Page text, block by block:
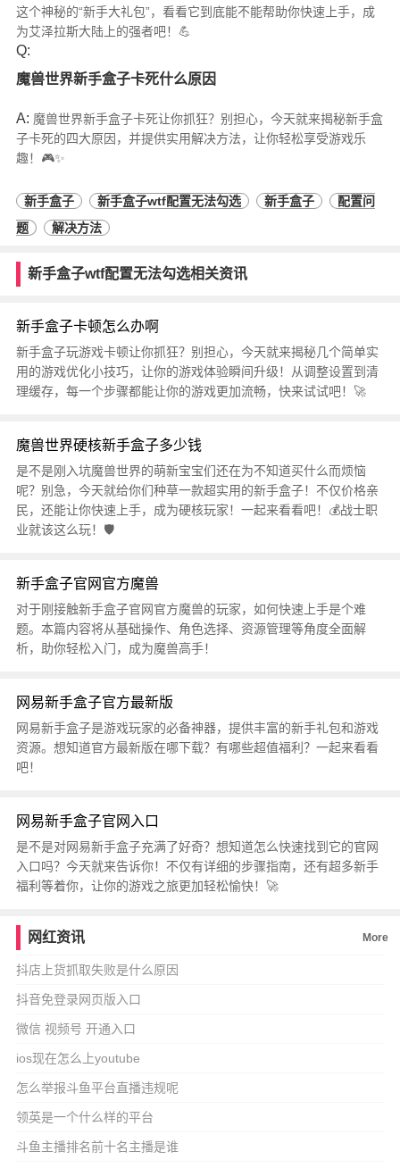
这个神秘的“新手大礼包”，看看它到底能不能帮助你快速上手，成
为艾泽拉斯大陆上的强者吧！💪
Q:
魔兽世界新手盒子卡死什么原因
A: 魔兽世界新手盒子卡死让你抓狂？别担心，今天就来揭秘新手盒
子卡死的四大原因，并提供实用解决方法，让你轻松享受游戏乐
趣！🎮✨
新手盒子 新手盒子wtf配置无法勾选 新手盒子
配置问
题
解决方法
新手盒子wtf配置无法勾选相关资讯
新手盒子卡顿怎么办啊
新手盒子玩游戏卡顿让你抓狂？别担心，今天就来揭秘几个简单实
用的游戏优化小技巧，让你的游戏体验瞬间升级！从调整设置到清
理缓存，每一个步骤都能让你的游戏更加流畅，快来试试吧！🚀
魔兽世界硬核新手盒子多少钱
是不是刚入坑魔兽世界的萌新宝宝们还在为不知道买什么而烦恼
呢？别急，今天就给你们种草一款超实用的新手盒子！不仅价格亲
民，还能让你快速上手，成为硬核玩家！一起来看看吧！💰战士职
业就该这么玩！🛡️
新手盒子官网官方魔兽
对于刚接触新手盒子官网官方魔兽的玩家，如何快速上手是个难
题。本篇内容将从基础操作、角色选择、资源管理等角度全面解
析，助你轻松入门，成为魔兽高手！
网易新手盒子官方最新版
网易新手盒子是游戏玩家的必备神器，提供丰富的新手礼包和游戏
资源。想知道官方最新版在哪下载？有哪些超值福利？一起来看看
吧！
网易新手盒子官网入口
是不是对网易新手盒子充满了好奇？想知道怎么快速找到它的官网
入口吗？今天就来告诉你！不仅有详细的步骤指南，还有超多新手
福利等着你，让你的游戏之旅更加轻松愉快！🚀
网红资讯 More
抖店上货抓取失败是什么原因
抖音免登录网页版入口
微信 视频号 开通入口
ios现在怎么上youtube
怎么举报斗鱼平台直播违规呢
领英是一个什么样的平台
斗鱼主播排名前十名主播是谁